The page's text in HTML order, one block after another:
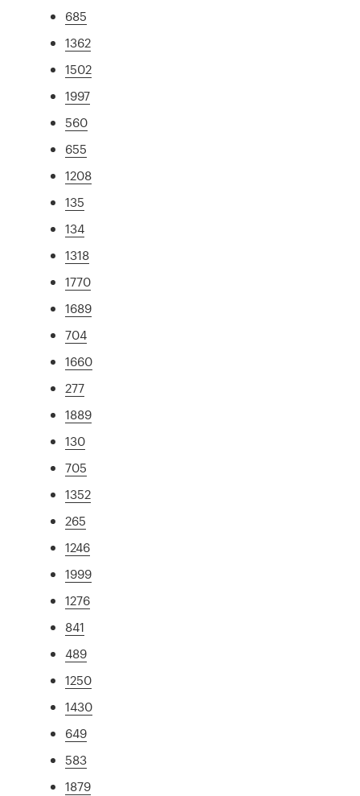
685
1362
1502
1997
560
655
1208
135
134
1318
1770
1689
704
1660
277
1889
130
705
1352
265
1246
1999
1276
841
489
1250
1430
649
583
1879